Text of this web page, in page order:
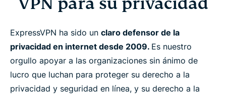
ExpressVPN ha sido un claro defensor de la
privacidad en internet desde 2009. Es nuestro
orgullo apoyar a las organizaciones sin ánimo de
lucro que luchan para proteger su derecho a la
privacidad y seguridad en línea, y su derecho a la